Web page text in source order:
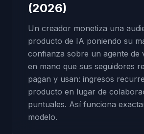
(2026)
Un creador monetiza una
producto de IA poniendo su
confianza sobre un agente de
en mano que sus seguidores
pagan y usan: ingresos
producto en lugar de
puntuales. Así funciona
modelo.